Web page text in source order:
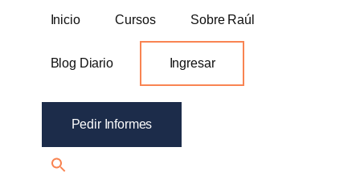
Inicio
Cursos Sobre Raúl
Blog Diario Ingresar
Pedir Informes